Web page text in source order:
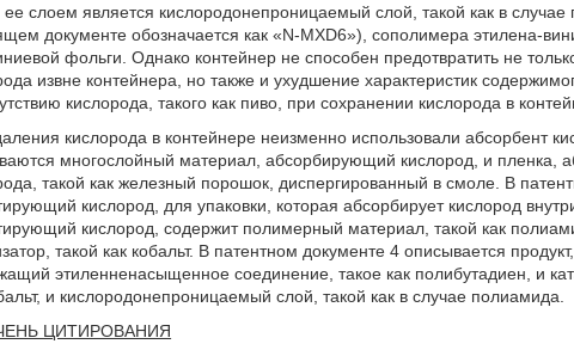
слоем является кислородонепроницаемый слой, такой как в
документе обозначается как «N-MXD6»), сополимера этилена-
фольги. Однако контейнер не способен предотвратить не
извне контейнера, но также и ухудшение характеристик
кислорода, такого как пиво, при сохранении кислорода в
кислорода в контейнере неизменно использовали абсорбент
многослойный материал, абсорбирующий кислород, и пленка,
такой как железный порошок, диспергированный в смоле. В
кислород, для упаковки, которая абсорбирует кислород
кислород, содержит полимерный материал, такой как
такой как кобальт. В патентном документе 4 описывается
этиленненасыщенное соединение, такое как полибутадиен, и
и кислородонепроницаемый слой, такой как в случае полиамида.
ЦИТИРОВАНИЯ